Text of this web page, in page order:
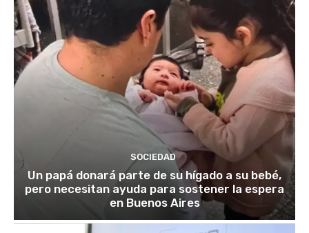
SOCIEDAD
Un papá donará parte de su hígado a su bebé,
pero necesitan ayuda para sostener la espera
en Buenos Aires